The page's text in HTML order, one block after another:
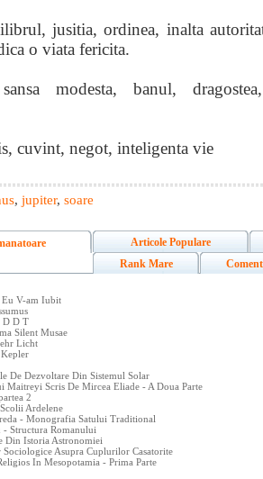
jusitia, ordinea, inalta
o viata fericita.
modesta, banul,
cuvint, negot, inteligenta vie
, jupiter, soare
Articole Populare
Rank Mare
Eu V-am Iubit
D D T
Silent Musae
Licht
Kepler
De Dezvoltare Din Sistemul Solar
Maitreyi Scris De Mircea Eliade - A Doua Parte
2
Ardelene
- Monografia Satului Traditional
Structura Romanului
Din Istoria Astronomiei
Sociologice Asupra Cuplurilor Casatorite
In Mesopotamia - Prima Parte